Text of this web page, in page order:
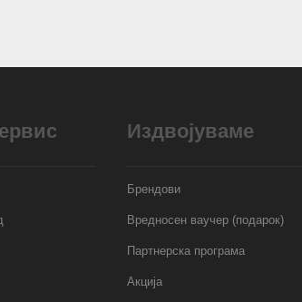
Издвојуваме
Брендови
Вредносен ваучер (подарок)
Партнерска програма
Акција